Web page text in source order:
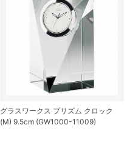
グラスワークス プリズム クロック
(M) 9.5cm (GW1000-11009)